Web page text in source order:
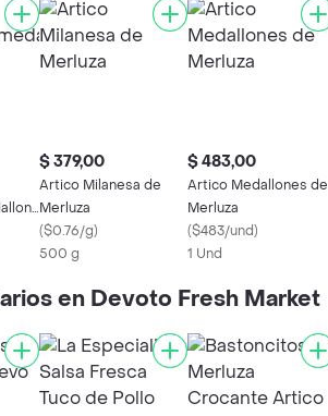
$ 379,00
Artico Milanesa de
Merluza
($0.76/g)
500 g
$ 483,00
Artico Medallones de
Merluza
($483/und)
1 Und
en Devoto Fresh Market